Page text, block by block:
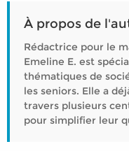
À propos de
Rédactrice pour le
Emeline E. est
thématiques de
les seniors. Elle a
travers plusieurs
pour simplifier leur